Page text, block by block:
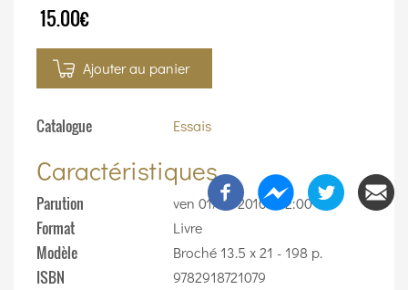
15.00€
Ajouter au panier
Catalogue Essais
Caractéristiques
Parution ven 01/10/2010 - 12:00
Format Livre
Modèle Broché 13.5 x 21 - 198 p.
ISBN 9782918721079